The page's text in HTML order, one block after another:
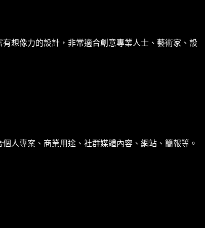
想像力的設計，非常適合創意專業人士、藝術家、設
人專案、商業用途、社群媒體內容、網站、簡報等。